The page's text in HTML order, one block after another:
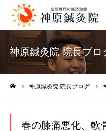
神原鍼灸院 院長ブロ
神原鍼灸院 院長ブログ
春の膝痛悪化、軟